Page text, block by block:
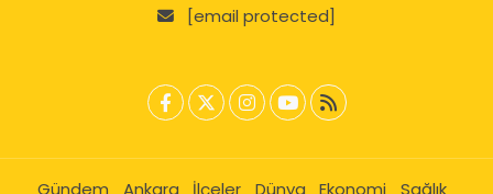
[email protected]
Gündem Ankara İlçeler Dünya Ekonomi Sağlık